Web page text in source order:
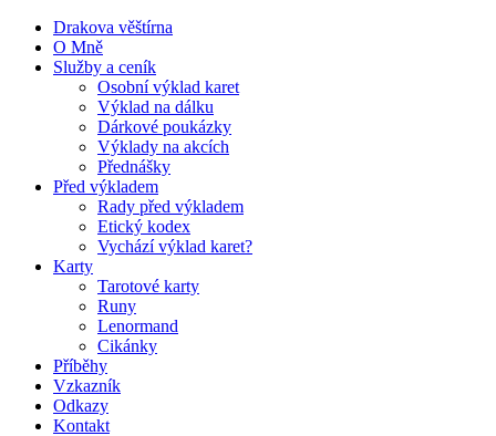
Drakova věštírna
O Mně
Služby a ceník
Osobní výklad karet
Výklad na dálku
Dárkové poukázky
Výklady na akcích
Přednášky
Před výkladem
Rady před výkladem
Etický kodex
Vychází výklad karet?
Karty
Tarotové karty
Runy
Lenormand
Cikánky
Příběhy
Vzkazník
Odkazy
Kontakt